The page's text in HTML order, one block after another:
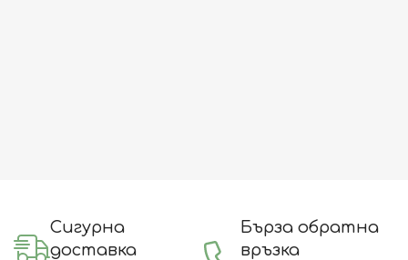
Сигурна
доставка
Бърза обратна
връзка